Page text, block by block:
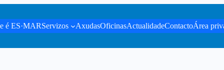
é ES·MARServizos AxudasOficinasActualidadeContactoÁrea